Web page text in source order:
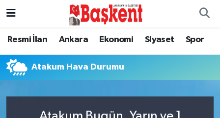
Resmi İlan Ankara Ekonomi Siyaset Spor
Atakum Hava Durumu
Ankara
Asayiş
Dünya
Ankara Nöbetçi Eczaneler
Ankara Hava Durumu
Ankara Trafik Yoğunluk Haritası